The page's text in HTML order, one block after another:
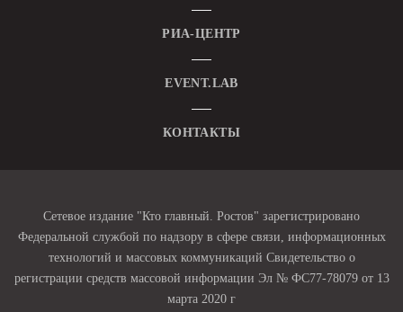
РИА-ЦЕНТР
EVENT.LAB
КОНТАКТЫ
Сетевое издание "Кто главный. Ростов" зарегистрировано
Федеральной службой по надзору в сфере связи, информационных
технологий и массовых коммуникаций Свидетельство о
регистрации средств массовой информации Эл № ФС77-78079 от 13
марта 2020 г